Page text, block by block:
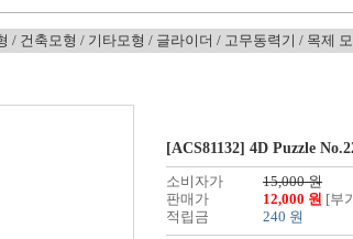
/ 건축모형 / 기타모형 / 글라이더 / 고무동력기 / 목제
[ACS81132] 4D Puzzle
소비자가
15,000 원
판매가
12,000 원 [부
적립금
240 원